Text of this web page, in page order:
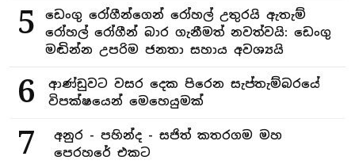
5
ඩෙංගු රෝගීන්ගෙන් රෝහල් උතුරයි ඇතැම්
රෝහල් රෝගීන් බාර ගැනීමත් නවත්වයි: ඩෙංගු
මඬින්න උපරිම ජනතා සහාය අවශ්‍යයි
6
ආණ්ඩුවට වසර දෙක පිරෙන සැප්තැම්බරයේ
විපක්ෂයෙන් මෙහෙයුමක්
7
අනුර - පහින්ද - සජිත් කතරගම මහ
පෙරහරේ එකට